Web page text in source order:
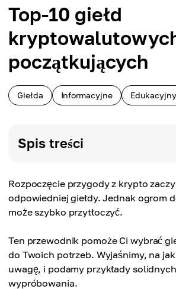
Top-10 giełd
początkujących
Giełda Informacyjne Edukacyjny
Spis treści
Rozpoczęcie przygody z krypto
odpowiedniej giełdy. Jednak ogrom
może szybko przytłoczyć.
Ten przewodnik pomoże Ci wybrać
do Twoich potrzeb. Wyjaśnimy, na
uwagę, i podamy przykłady
wypróbowania.